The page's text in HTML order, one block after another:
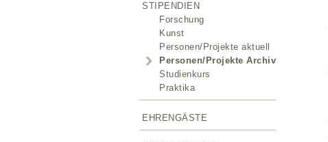
STIPENDIEN
Forschung
Kunst
Personen/Projekte aktuell
Personen/Projekte Archiv
Studienkurs
Praktika
EHRENGÄSTE